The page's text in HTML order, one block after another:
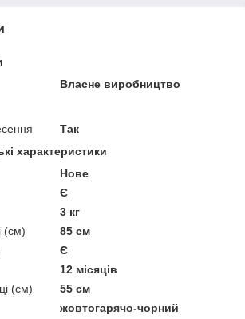
Власне виробництво
Так
характеристики
Нове
Є
3 кг
(см)
85 см
Є
12 місяців
(см)
55 см
жовтогарячо-чорний